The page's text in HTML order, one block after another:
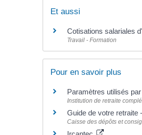
Et aussi
Cotisations salariales
Travail - Formation
Pour en savoir plus
Paramètres utilisés
Institution de retraite
Guide de votre retraite
Caisse des dépôts et